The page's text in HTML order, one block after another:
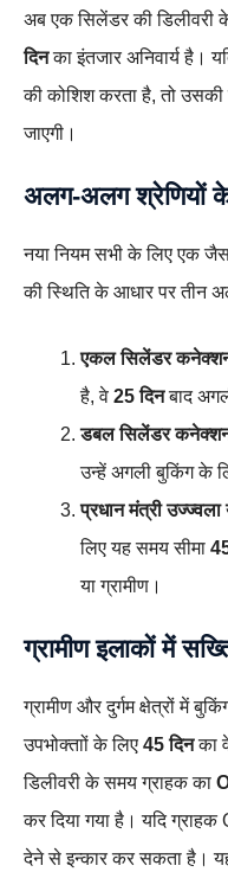
अब एक सिलेंडर की डिलीवरी
दिनका इंतजार अनिवार्य है।
की कोशिश करता है, तो
जाएगी।
अलग-अलग श्रेणियों
नया नियम सभी के लिए एक
की स्थिति के आधार पर तीन
एकल सिलेंडर
है, वे 25 दिनबाद
डबल सिलेंडर
उन्हें अगली बुकिंग के
प्रधान मंत्री
लिए यह समय सीमा
या ग्रामीण।
ग्रामीण इलाकों में
ग्रामीण और दुर्गम क्षेत्रों में
उपभोक्ताों के लिए 45 दिनका
डिलीवरी के समय ग्राहक का
कर दिया गया है। यदि ग्राहक
देने से इन्कार कर सकता है।